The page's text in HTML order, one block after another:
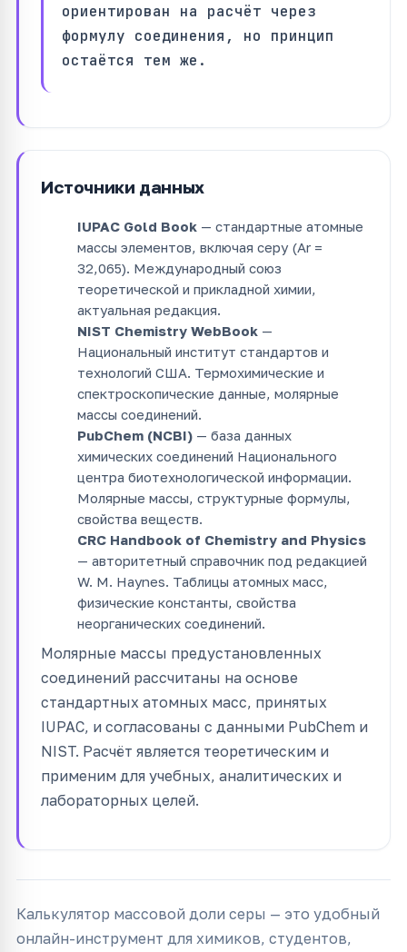
ориентирован на расчёт через
формулу соединения, но принцип
остаётся тем же.
Источники данных
IUPAC Gold Book — стандартные атомные
массы элементов, включая серу (Ar =
32,065). Международный союз
теоретической и прикладной химии,
актуальная редакция.
NIST Chemistry WebBook —
Национальный институт стандартов и
технологий США. Термохимические и
спектроскопические данные, молярные
массы соединений.
PubChem (NCBI) — база данных
химических соединений Национального
центра биотехнологической информации.
Молярные массы, структурные формулы,
свойства веществ.
CRC Handbook of Chemistry and Physics
— авторитетный справочник под редакцией
W. M. Haynes. Таблицы атомных масс,
физические константы, свойства
неорганических соединений.
Молярные массы предустановленных
соединений рассчитаны на основе
стандартных атомных масс, принятых
IUPAC, и согласованы с данными PubChem и
NIST. Расчёт является теоретическим и
применим для учебных, аналитических и
лабораторных целей.
Калькулятор массовой доли серы — это удобный
онлайн-инструмент для химиков, студентов,